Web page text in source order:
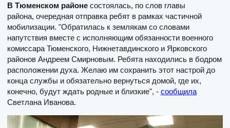
В Тюменском районе состоялась, по слов главы
района, очередная отправка ребят в рамках частичной
мобилизации. "Обратилась к землякам со словами
напутствия вместе с исполняющим обязанности военного
комиссара Тюменского, Нижнетавдинского и Ярковского
районов Андреем Смирновым. Ребята находились в бодром
расположении духа. Желаю им сохранить этот настрой до
конца службы и обязательно вернуться домой, где их,
конечно, будут ждать родные и близкие", - сообщила
Светлана Иванова.